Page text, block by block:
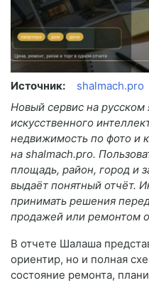
Источник:
shalmach.pro
Новый сервис на русском
искусственного
недвижимость по фото и
на shalmach.pro.
площадь, район, город и
выдаёт понятный отчёт.
принимать решения
продажей или ремонтом
В отчете Шалаша
ориентир, но и полная
состояние ремонта,